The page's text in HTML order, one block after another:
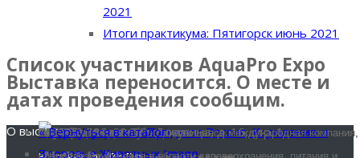
2021
Итоги практикума: Пятигорск июнь 2021
Список участников AquaPro Expo
Выставка переносится. О месте и
датах проведения сообщим.
« Вернуться в каталог
Номер стенда:
A107
Страна:
Россия
Адрес:
129226, Москва, ул. Докукина, д. 16, стр. 1
Телефон:
+7(495) 980-60-60
E-mail:
dnpanh.moscow@dsm.com
Сайт:
www.dsm.com/anh
DSM —стремительно развивающаяся международная компания,
« Вернуться в каталог
« Вернуться в каталог
A107
www.dsm.com/anh
dnpanh.moscow@dsm.com
129226, Москва, ул. Докукина, д. 16, стр. 1
+7(495) 980-60-60
DSM —стремительно развивающаяся международная компания,
« Вернуться в каталог
О выставке